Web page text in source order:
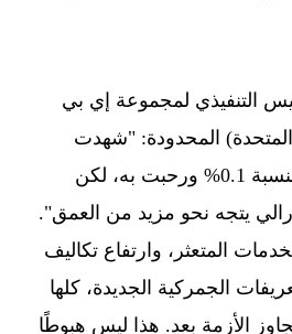
التنفيذي لمجموعة إي بي
المحدودة: "شهدت
الأسواق تسجيل نمو بنسبة 0.1% ورحبت به، لكن
يتجه نحو مزيد من العمق".
المتعثر، وارتفاع تكاليف
الجمركية الجديدة، كلها
الأزمة بعد. هذا ليس هبوطًا